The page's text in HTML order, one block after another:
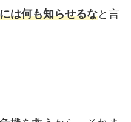
は何も知らせるなと言